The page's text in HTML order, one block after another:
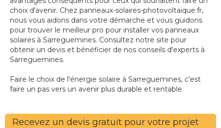
choix d'avenir. Chez panneaux-solaires-photovoltaique.fr,
nous vous aidons dans votre démarche et vous guidons
pour trouver le meilleur pro pour installer vos panneaux
solaires à Sarreguemines. Consultez notre site pour
obtenir un devis et bénéficier de nos conseils d'experts à
Sarreguemines.
Faire le choix de l'énergie solaire à Sarreguemines, c'est
faire un pas vers un avenir plus durable et rentable.
Recevez un devis gratuit pour votre projet